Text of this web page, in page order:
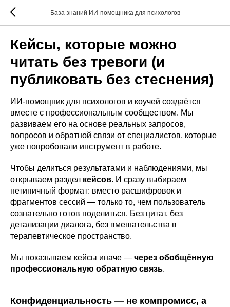
База знаний ИИ-помощника для психологов
Кейсы, которые можно
читать без тревоги (и
публиковать без стеснения)
ИИ-помощник для психологов и коучей создаётся
вместе с профессиональным сообществом. Мы
развиваем его на основе реальных запросов,
вопросов и обратной связи от специалистов, которые
уже попробовали инструмент в работе.
Чтобы делиться результатами и наблюдениями, мы
открываем раздел кейсов. И сразу выбираем
нетипичный формат: вместо расшифровок и
фрагментов сессий — только то, чем пользователь
сознательно готов поделиться. Без цитат, без
детализации диалога, без вмешательства в
терапевтическое пространство.
Мы показываем кейсы иначе — через обобщённую
профессиональную обратную связь.
Конфиденциальность — не компромисс, а